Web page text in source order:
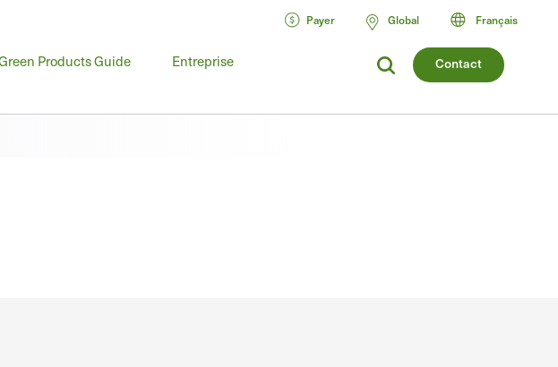
Contact
Products Guide Entreprise
Payer Global Français